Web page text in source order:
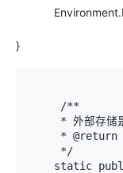
}
     /**
* 外部存储
     * @return
     */
static